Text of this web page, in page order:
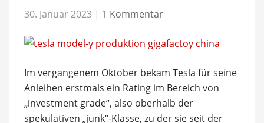
30. Januar 2023 | 1 Kommentar
Im vergangenem Oktober bekam Tesla für seine
Anleihen erstmals ein Rating im Bereich von
„investment grade“, also oberhalb der
spekulativen „junk“-Klasse, zu der sie seit der